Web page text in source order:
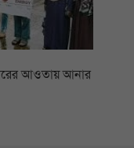
আওতায় আনার